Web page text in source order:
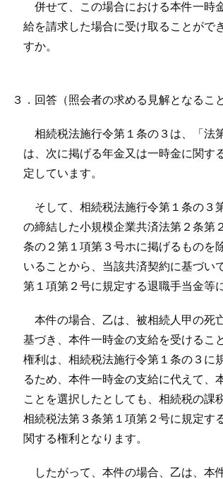
併せて、この場合における本件一時金
給を請求した場合に受け取ることがで
すか。
３．回答（照会者の求める見解となるこ
相続税法施行令第１条の３は、「法第
は、次に掲げる年金又は一時金に関す
定しています。
そして、相続税法施行令第１条の３第
の締結した小規模企業共済法第２条第２
条の２第１項第３号ホに掲げるものを
いることから、当該共済契約に基づい
第１項第２号に規定する退職手当金等に
本件の場合、乙は、被相続人甲の死亡
基づき、本件一時金の支給を受けるこ
権利は、相続税法施行令第１条の３に
るため、本件一時金の支給に代えて、
ことを選択したとしても、相続税の課税
相続税法第３条第１項第２号に規定す
関する権利となります。
したがって、本件の場合、乙は、本件